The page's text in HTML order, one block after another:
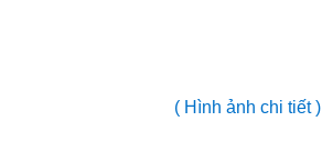
( Hình ảnh chi tiết )